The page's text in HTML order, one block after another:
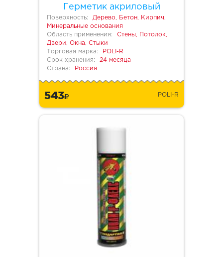
Герметик акриловый
Поверхность:
Дерево, Бетон, Кирпич,
Минеральные основания
Область применения:
Стены, Потолок,
Двери, Окна, Стыки
Торговая марка:
POLI-R
Срок хранения:
24 месяца
Страна:
Россия
543 POLI-R